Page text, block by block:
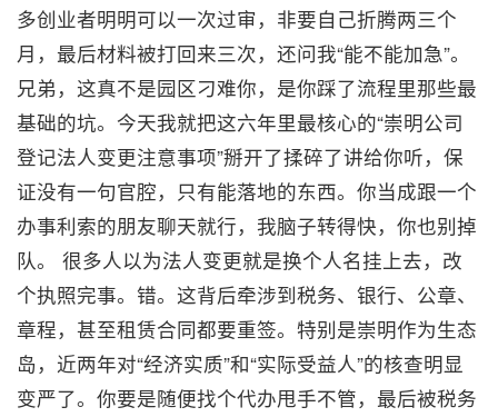
多创业者明明可以一次过审，非要自己折腾两三个
月，最后材料被打回来三次，还问我“能不能加急”。
兄弟，这真不是园区刁难你，是你踩了流程里那些最
基础的坑。今天我就把这六年里最核心的“崇明公司
登记法人变更注意事项”掰开了揉碎了讲给你听，保
证没有一句官腔，只有能落地的东西。你当成跟一个
办事利索的朋友聊天就行，我脑子转得快，你也别掉
队。 很多人以为法人变更就是换个人名挂上去，改
个执照完事。错。这背后牵涉到税务、银行、公章、
章程，甚至租赁合同都要重签。特别是崇明作为生态
岛，近两年对“经济实质”和“实际受益人”的核查明显
变严了。你要是随便找个代办甩手不管，最后被税务